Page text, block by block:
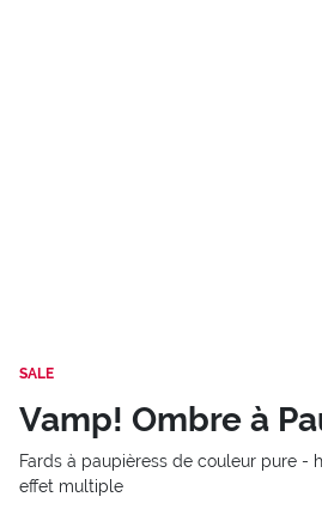
SALE
Vamp! Ombre à
Fards à paupièress de couleur pure -
effet multiple